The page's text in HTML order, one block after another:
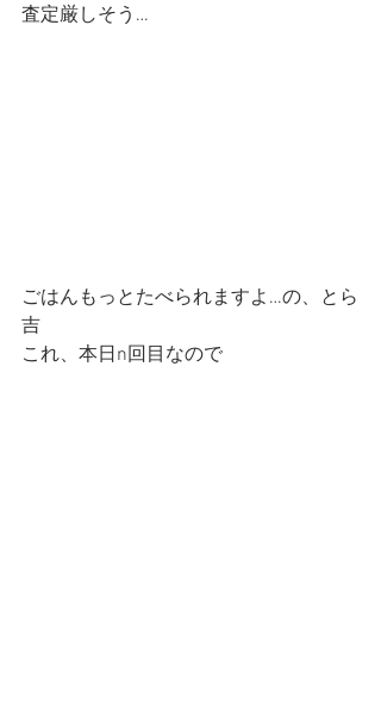
査定厳しそう…
ごはんもっとたべられますよ…の、とら
吉
これ、本日n回目なので